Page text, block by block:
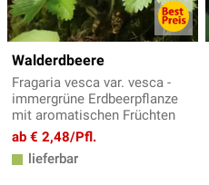
Walderdbeere
Fragaria vesca var. vesca -
immergrüne Erdbeerpflanze
mit aromatischen Früchten
ab € 2,48/Pfl.
lieferbar